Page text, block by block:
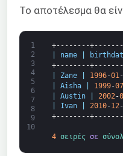
Το αποτέλεσμα θα
1
2
3
4
5
6
7
8
9
10
+--------
name
+--------
Zane 1996-01-
Aisha 1999-07
Austin 2002 -
Ivan 2010-12-
+--------
4 σειρές σε